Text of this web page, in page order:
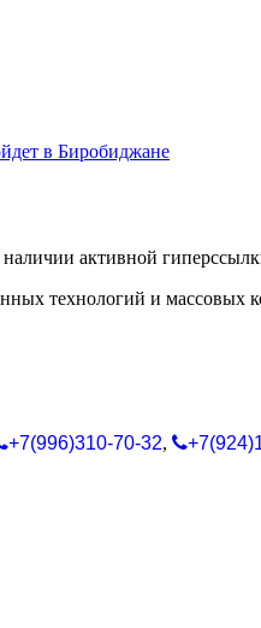
в Биробиджане
активной
технологий и массовых
+7(996)310-70-32,